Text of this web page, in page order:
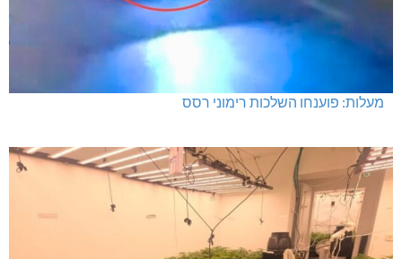
מעלות: פוענחו השלכות רימוני רסס